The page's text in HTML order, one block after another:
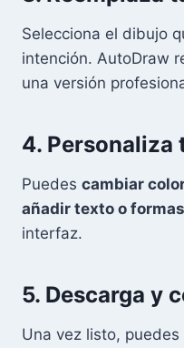
Selecciona el dibujo
intención. AutoDraw
una versión
4.
Puedes cambiar
añadir texto o formas
interfaz.
5. Descarga y
Una vez listo, puedes